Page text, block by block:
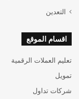
التعدين
اقسام الموقع
تعليم العملات الرقمية
تمويل
شركات تداول